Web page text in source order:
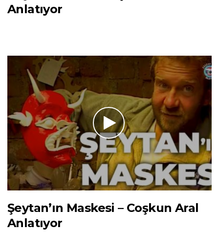
Anlatıyor
Şeytan’ın Maskesi – Coşkun Aral
Anlatıyor